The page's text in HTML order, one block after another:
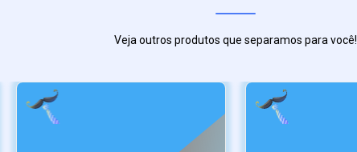
Veja outros produtos que separamos para você!